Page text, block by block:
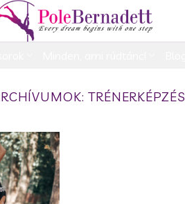
TRÉNERKÉPZÉS